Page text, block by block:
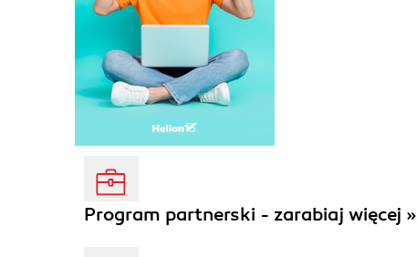
Program partnerski - zarabiaj więcej »